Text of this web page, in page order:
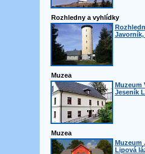
Rozhledny a vyhlídky
Javorník,
Muzea
Muzeum
Jeseník
Muzea
Muzeum
Lipová